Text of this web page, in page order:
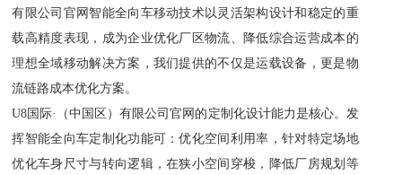
有限公司官网智能全向车移动技术以灵活架构设计和稳定的重
载高精度表现，成为企业优化厂区物流、降低综合运营成本的
理想全域移动解决方案，我们提供的不仅是运载设备，更是物
流链路成本优化方案。
U8国际·（中国区）有限公司官网的定制化设计能力是核心。发
挥智能全向车定制化功能可：优化空间利用率，针对特定场地
优化车身尺寸与转向逻辑，在狭小空间穿梭，降低厂房规划等